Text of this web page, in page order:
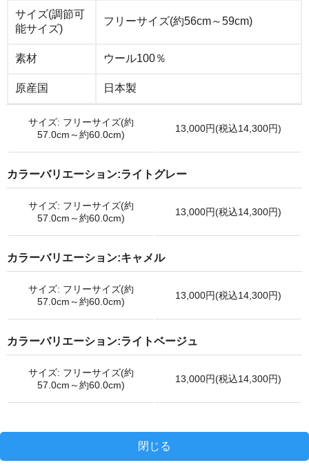
サイズ(調節可
能サイズ)
フリーサイズ(約56cm～59cm)
素材 ウール100％
原産国 日本製
サイズ: フリーサイズ(約
57.0cm～約60.0cm)
13,000円(税込14,300円)
カラーバリエーション:ライトグレー
サイズ: フリーサイズ(約
57.0cm～約60.0cm)
13,000円(税込14,300円)
カラーバリエーション:キャメル
サイズ: フリーサイズ(約
57.0cm～約60.0cm)
13,000円(税込14,300円)
カラーバリエーション:ライトベージュ
サイズ: フリーサイズ(約
57.0cm～約60.0cm)
13,000円(税込14,300円)
閉じる